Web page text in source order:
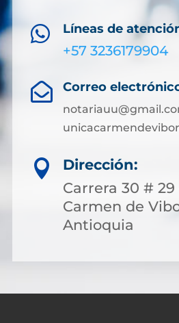
 Líneas de
+57 3236179904
 Correo

Dirección:
Carrera 30 # 29
Carmen de
Antioquia